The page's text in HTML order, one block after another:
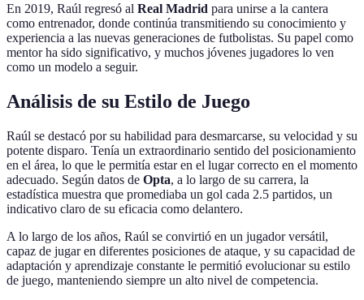
En 2019, Raúl regresó al Real Madrid para unirse a la cantera
como entrenador, donde continúa transmitiendo su conocimiento y
experiencia a las nuevas generaciones de futbolistas. Su papel como
mentor ha sido significativo, y muchos jóvenes jugadores lo ven
como un modelo a seguir.
Análisis de su Estilo de Juego
Raúl se destacó por su habilidad para desmarcarse, su velocidad y su
potente disparo. Tenía un extraordinario sentido del posicionamiento
en el área, lo que le permitía estar en el lugar correcto en el momento
adecuado. Según datos de Opta, a lo largo de su carrera, la
estadística muestra que promediaba un gol cada 2.5 partidos, un
indicativo claro de su eficacia como delantero.
A lo largo de los años, Raúl se convirtió en un jugador versátil,
capaz de jugar en diferentes posiciones de ataque, y su capacidad de
adaptación y aprendizaje constante le permitió evolucionar su estilo
de juego, manteniendo siempre un alto nivel de competencia.